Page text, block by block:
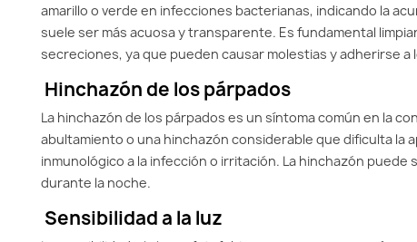
amarillo o verde en infecciones bacterianas, indicando la
suele ser más acuosa y transparente. Es fundamental
secreciones, ya que pueden causar molestias y adherirse a
Hinchazón de los párpados
La hinchazón de los párpados es un síntoma común en la
abultamiento o una hinchazón considerable que dificulta la
inmunológico a la infección o irritación. La hinchazón
durante la noche.
Sensibilidad a la luz